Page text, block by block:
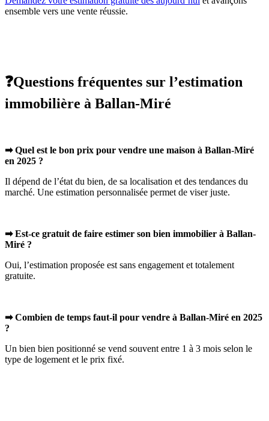
ensemble vers une vente réussie.
❓Questions fréquentes sur l’estimation
immobilière à Ballan-Miré
➡ Quel est le bon prix pour vendre une maison à Ballan-Miré
en 2025 ?
Il dépend de l’état du bien, de sa localisation et des tendances du
marché. Une estimation personnalisée permet de viser juste.
➡ Est-ce gratuit de faire estimer son bien immobilier à Ballan-
Miré ?
Oui, l’estimation proposée est sans engagement et totalement
gratuite.
➡ Combien de temps faut-il pour vendre à Ballan-Miré en 2025
?
Un bien bien positionné se vend souvent entre 1 à 3 mois selon le
type de logement et le prix fixé.